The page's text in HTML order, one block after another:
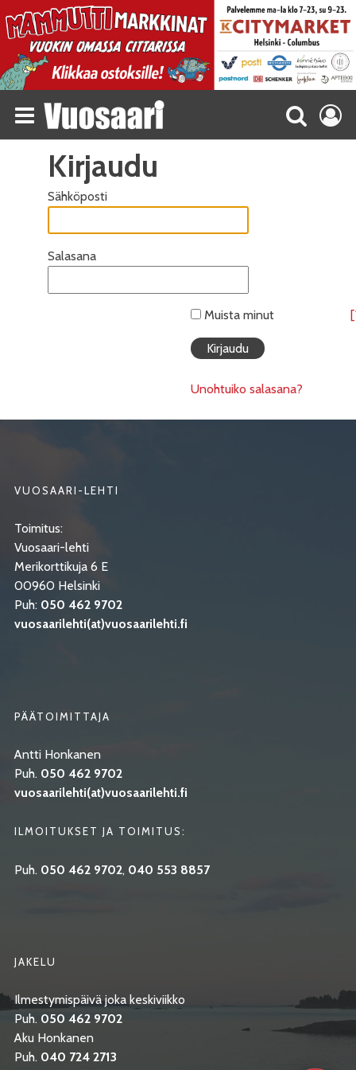
Kirjaudu
Sähköposti
Salasana
Muista minut
Unohtuiko salasana?
VUOSAARI-LEHTI
Toimitus:
Vuosaari-lehti
Merikorttikuja 6 E
00960 Helsinki
Puh: 050 462 9702
vuosaarilehti(at)vuosaarilehti.fi
PÄÄTOIMITTAJA
Antti Honkanen
Puh. 050 462 9702
vuosaarilehti(at)vuosaarilehti.fi
ILMOITUKSET JA TOIMITUS:
Puh. 050 462 9702, 040 553 8857
JAKELU
Ilmestymispäivä joka keskiviikko
Puh. 050 462 9702
Aku Honkanen
Puh. 040 724 2713